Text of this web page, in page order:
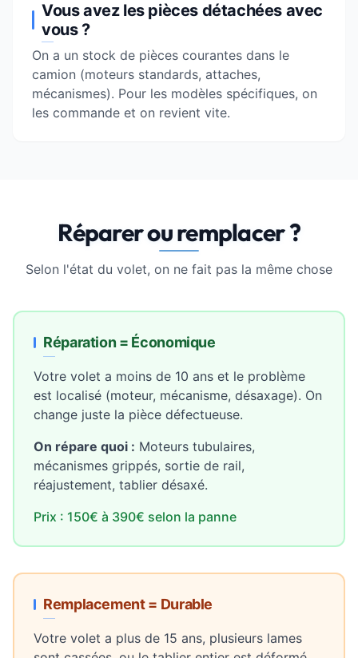
Vous avez les pièces détachées avec
vous ?
On a un stock de pièces courantes dans le
camion (moteurs standards, attaches,
mécanismes). Pour les modèles spécifiques, on
les commande et on revient vite.
Réparer ou remplacer ?
Selon l'état du volet, on ne fait pas la même chose
Réparation = Économique
Votre volet a moins de 10 ans et le problème
est localisé (moteur, mécanisme, désaxage). On
change juste la pièce défectueuse.
On répare quoi : Moteurs tubulaires,
mécanismes grippés, sortie de rail,
réajustement, tablier désaxé.
Prix : 150€ à 390€ selon la panne
Remplacement = Durable
Votre volet a plus de 15 ans, plusieurs lames